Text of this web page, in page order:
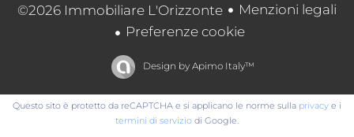
©2026 Immobiliare L'Orizzonte
Menzioni legali
Preferenze cookie
Design by Apimo Italy™
Questo sito è protetto da reCAPTCHA e si applicano le norme sulla privacy e i
termini di servizio di Google.